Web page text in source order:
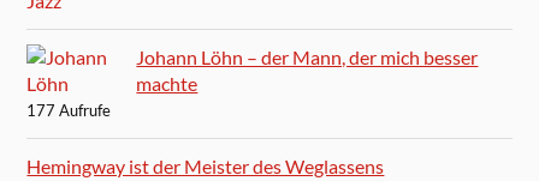
Johann Löhn – der Mann, der mich besser
machte
177 Aufrufe
Hemingway ist der Meister des Weglassens